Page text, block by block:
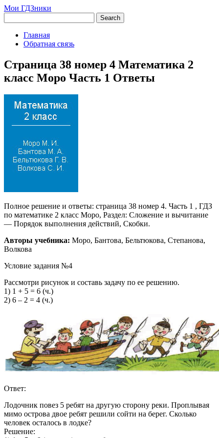
Мои ГДЗники
Главная
Обратная связь
Страница 38 номер 4 Математика 2
класс Моро Часть 1 Ответы
Полное решение и ответы: страница 38 номер 4. Часть 1 , ГДЗ
по математике 2 класс Моро, Раздел: Сложение и вычитание
— Порядок выполнения действий, Скобки.
Авторы учебника: Моро, Бантова, Бельтюкова, Степанова,
Волкова
Условие задания №4
Рассмотри рисунок и составь задачу по ее решению.
1) 1 + 5 = 6 (ч.)
2) 6 – 2 = 4 (ч.)
Ответ:
Лодочник повез 5 ребят на другую сторону реки. Проплывая
мимо острова двое ребят решили сойти на берег. Сколько
человек осталось в лодке?
Решение: